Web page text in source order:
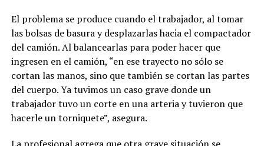
El problema se produce cuando el trabajador, al tomar
las bolsas de basura y desplazarlas hacia el compactador
del camión. Al balancearlas para poder hacer que
ingresen en el camión, “en ese trayecto no sólo se
cortan las manos, sino que también se cortan las partes
del cuerpo. Ya tuvimos un caso grave donde un
trabajador tuvo un corte en una arteria y tuvieron que
hacerle un torniquete”, asegura.